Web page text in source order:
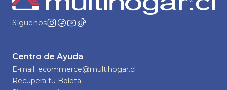
Síguenos
Centro de Ayuda
E-mail: ecommerce@multihogar.cl
Recupera tu Boleta